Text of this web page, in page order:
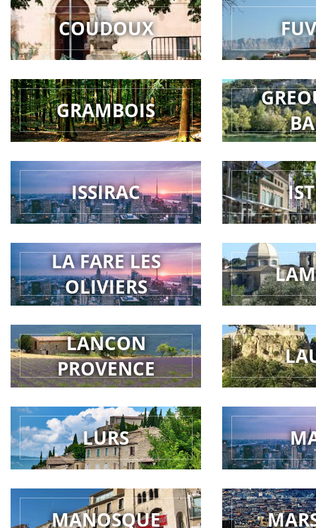
COUDOUX
GRAMBOIS
ISSIRAC
LA FARE LES
OLIVIERS
LANCON
PROVENCE
LURS
MANOSQUE